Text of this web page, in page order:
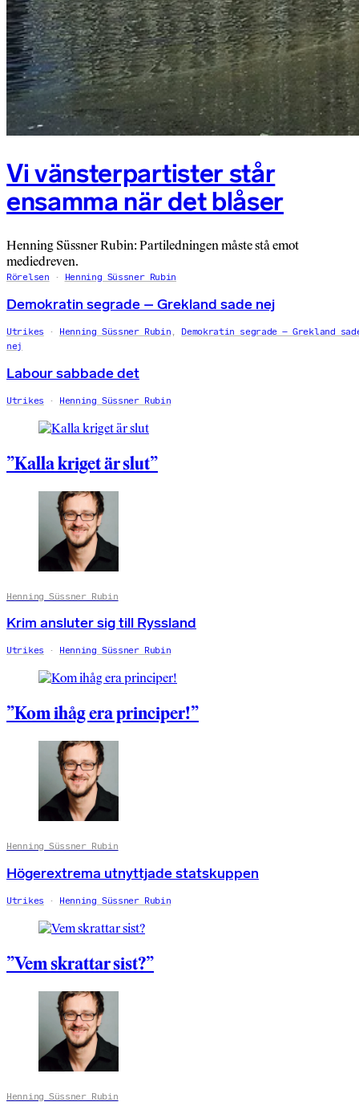
Vi vänsterpartister står
ensamma när det blåser
Henning Süssner Rubin: Partiledningen måste stå emot
mediedreven.
Rörelsen Henning Süssner Rubin
Demokratin segrade – Grekland sade nej
Utrikes Henning Süssner Rubin, Demokratin segrade – Grekland
nej
Labour sabbade det
Utrikes Henning Süssner Rubin
”Kalla kriget är slut”
Henning Süssner Rubin
Krim ansluter sig till Ryssland
Utrikes Henning Süssner Rubin
”Kom ihåg era principer!”
Henning Süssner Rubin
Högerextrema utnyttjade statskuppen
Utrikes Henning Süssner Rubin
”Vem skrattar sist?”
Henning Süssner Rubin